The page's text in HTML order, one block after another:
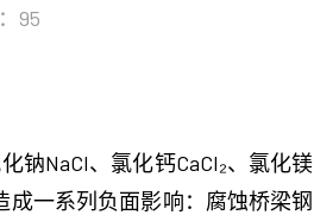
95
钠NaCl、氯化钙CaCl₂、氯化镁
成一系列负面影响：腐蚀桥梁钢